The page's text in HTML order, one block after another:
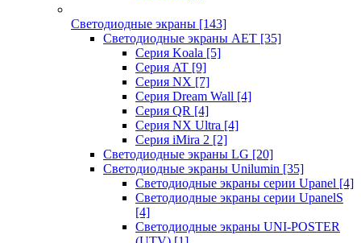
Светодиодные экраны [143]
Светодиодные экраны AET [35]
Cерия Koala [5]
Серия AT [9]
Серия NX [7]
Серия Dream Wall [4]
Серия QR [4]
Серия NX Ultra [4]
Серия iMira 2 [2]
Светодиодные экраны LG [20]
Светодиодные экраны Unilumin [35]
Светодиодные экраны серии Upanel [4]
Светодиодные экраны серии UpanelS
[4]
Светодиодные экраны UNI-POSTER